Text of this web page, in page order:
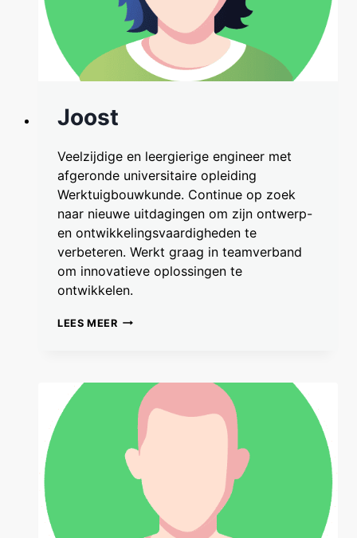
Joost
Veelzijdige en leergierige engineer met
afgeronde universitaire opleiding
Werktuigbouwkunde. Continue op zoek
naar nieuwe uitdagingen om zijn ontwerp-
en ontwikkelingsvaardigheden te
verbeteren. Werkt graag in teamverband
om innovatieve oplossingen te
ontwikkelen.
LEES MEERJOOST